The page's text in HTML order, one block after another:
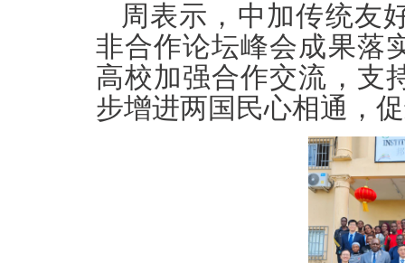
周表示，中加传统友
非合作论坛峰会成果落
高校加强合作交流，支
步增进两国民心相通，